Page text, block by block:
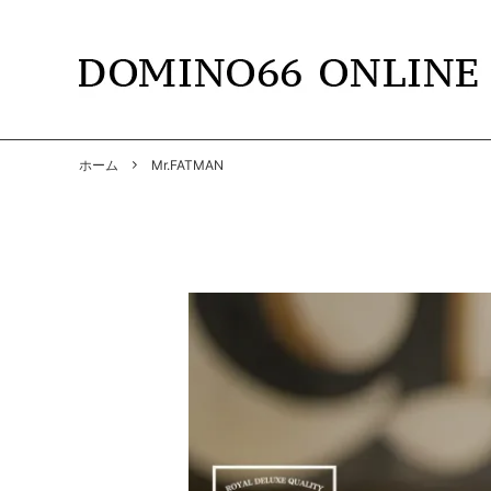
MAD MOUSE COMIC SURF
SALE
ホーム Mr.FATMAN